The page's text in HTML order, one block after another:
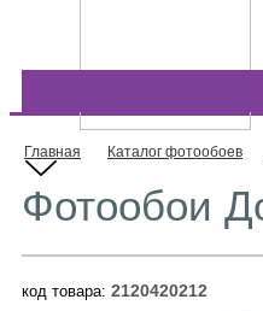
КАТАЛОГ ФОТООБОЕВ
Главная Каталог фотообоев
Фотообои
код товара: 2120420212